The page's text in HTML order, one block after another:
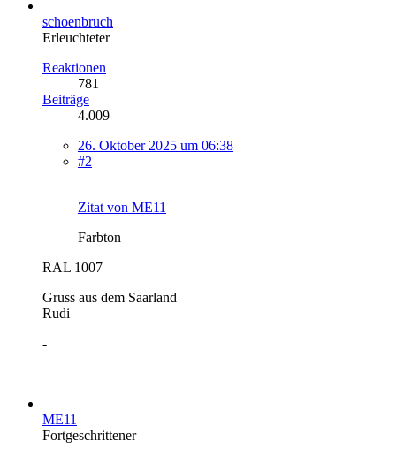
schoenbruch
Erleuchteter
Reaktionen
781
Beiträge
4.009
26. Oktober 2025 um 06:38
#2
Zitat von ME11
Farbton
RAL 1007
Gruss aus dem Saarland
Rudi
-
ME11
Fortgeschrittener